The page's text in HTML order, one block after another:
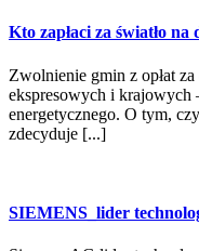
Kto zapłaci za światło na
Zwolnienie gmin z opłat
ekspresowych i krajowych
energetycznego. O tym,
zdecyduje [...]
SIEMENS_lider